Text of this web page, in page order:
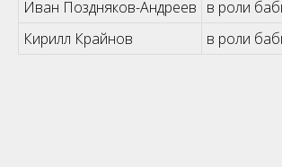
Иван Поздняков-Андреев в роли
Кирилл Крайнов
в роли